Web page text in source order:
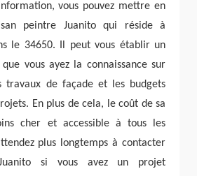
vous pouvez mettre en
peintre Juanito qui réside à
le 34650. Il peut vous établir un
vous ayez la connaissance sur
travaux de façade et les budgets
En plus de cela, le coût de sa
cher et accessible à tous les
plus longtemps à contacter
si vous avez un projet